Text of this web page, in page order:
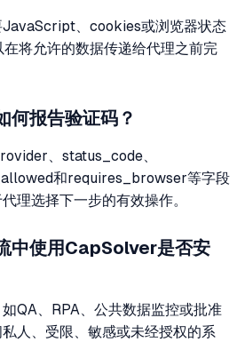
JavaScript、cookies或浏览器状态
将允许的数据传递给代理之前完
何报告验证码？
、status_code、
和requires_browser等字段
理选择下一步的有效操作。
中使用CapSolver是否安
QA、RPA、公共数据监控或批准
人、受限、敏感或未经授权的系